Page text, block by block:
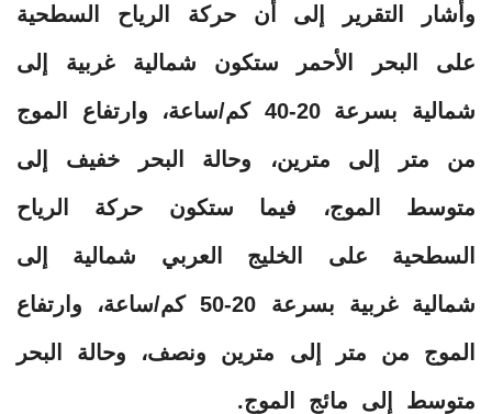
وأشار التقرير إلى أن حركة الرياح السطحية
على البحر الأحمر ستكون شمالية غربية إلى
شمالية بسرعة 20-40 كم/ساعة، وارتفاع الموج
من متر إلى مترين، وحالة البحر خفيف إلى
متوسط الموج، فيما ستكون حركة الرياح
السطحية على الخليج العربي شمالية إلى
شمالية غربية بسرعة 20-50 كم/ساعة، وارتفاع
الموج من متر إلى مترين ونصف، وحالة البحر
متوسط إلى مائج الموج.